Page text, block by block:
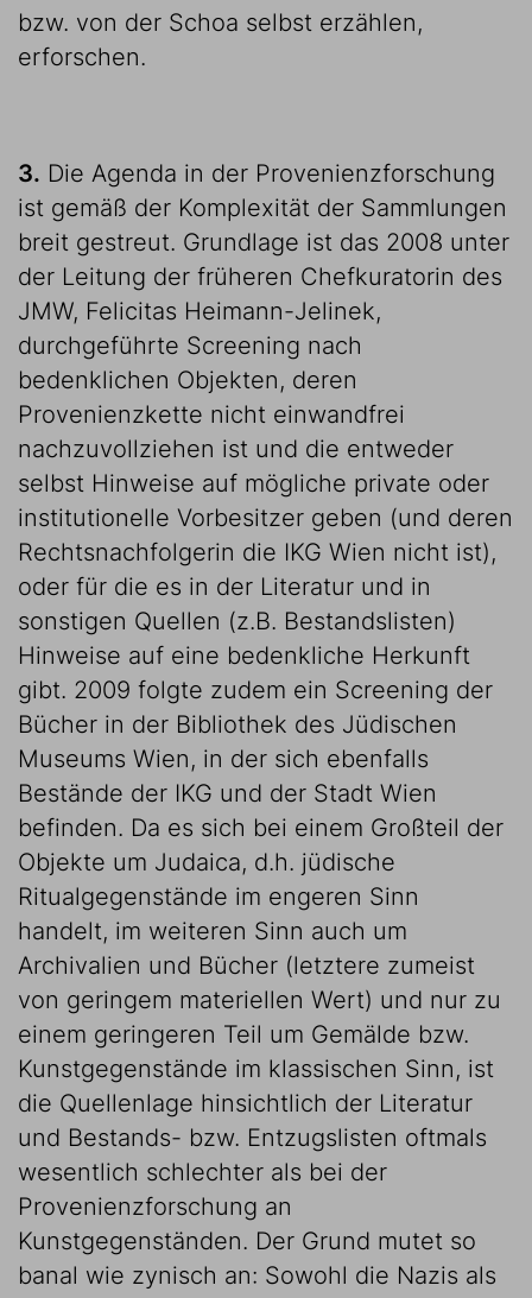
bzw. von der Schoa selbst erzählen,
erforschen.
3. Die Agenda in der Provenienzforschung
ist gemäß der Komplexität der Sammlungen
breit gestreut. Grundlage ist das 2008 unter
der Leitung der früheren Chefkuratorin des
JMW, Felicitas Heimann-Jelinek,
durchgeführte Screening nach
bedenklichen Objekten, deren
Provenienzkette nicht einwandfrei
nachzuvollziehen ist und die entweder
selbst Hinweise auf mögliche private oder
institutionelle Vorbesitzer geben (und deren
Rechtsnachfolgerin die IKG Wien nicht ist),
oder für die es in der Literatur und in
sonstigen Quellen (z.B. Bestandslisten)
Hinweise auf eine bedenkliche Herkunft
gibt. 2009 folgte zudem ein Screening der
Bücher in der Bibliothek des Jüdischen
Museums Wien, in der sich ebenfalls
Bestände der IKG und der Stadt Wien
befinden. Da es sich bei einem Großteil der
Objekte um Judaica, d.h. jüdische
Ritualgegenstände im engeren Sinn
handelt, im weiteren Sinn auch um
Archivalien und Bücher (letztere zumeist
von geringem materiellen Wert) und nur zu
einem geringeren Teil um Gemälde bzw.
Kunstgegenstände im klassischen Sinn, ist
die Quellenlage hinsichtlich der Literatur
und Bestands- bzw. Entzugslisten oftmals
wesentlich schlechter als bei der
Provenienzforschung an
Kunstgegenständen. Der Grund mutet so
banal wie zynisch an: Sowohl die Nazis als